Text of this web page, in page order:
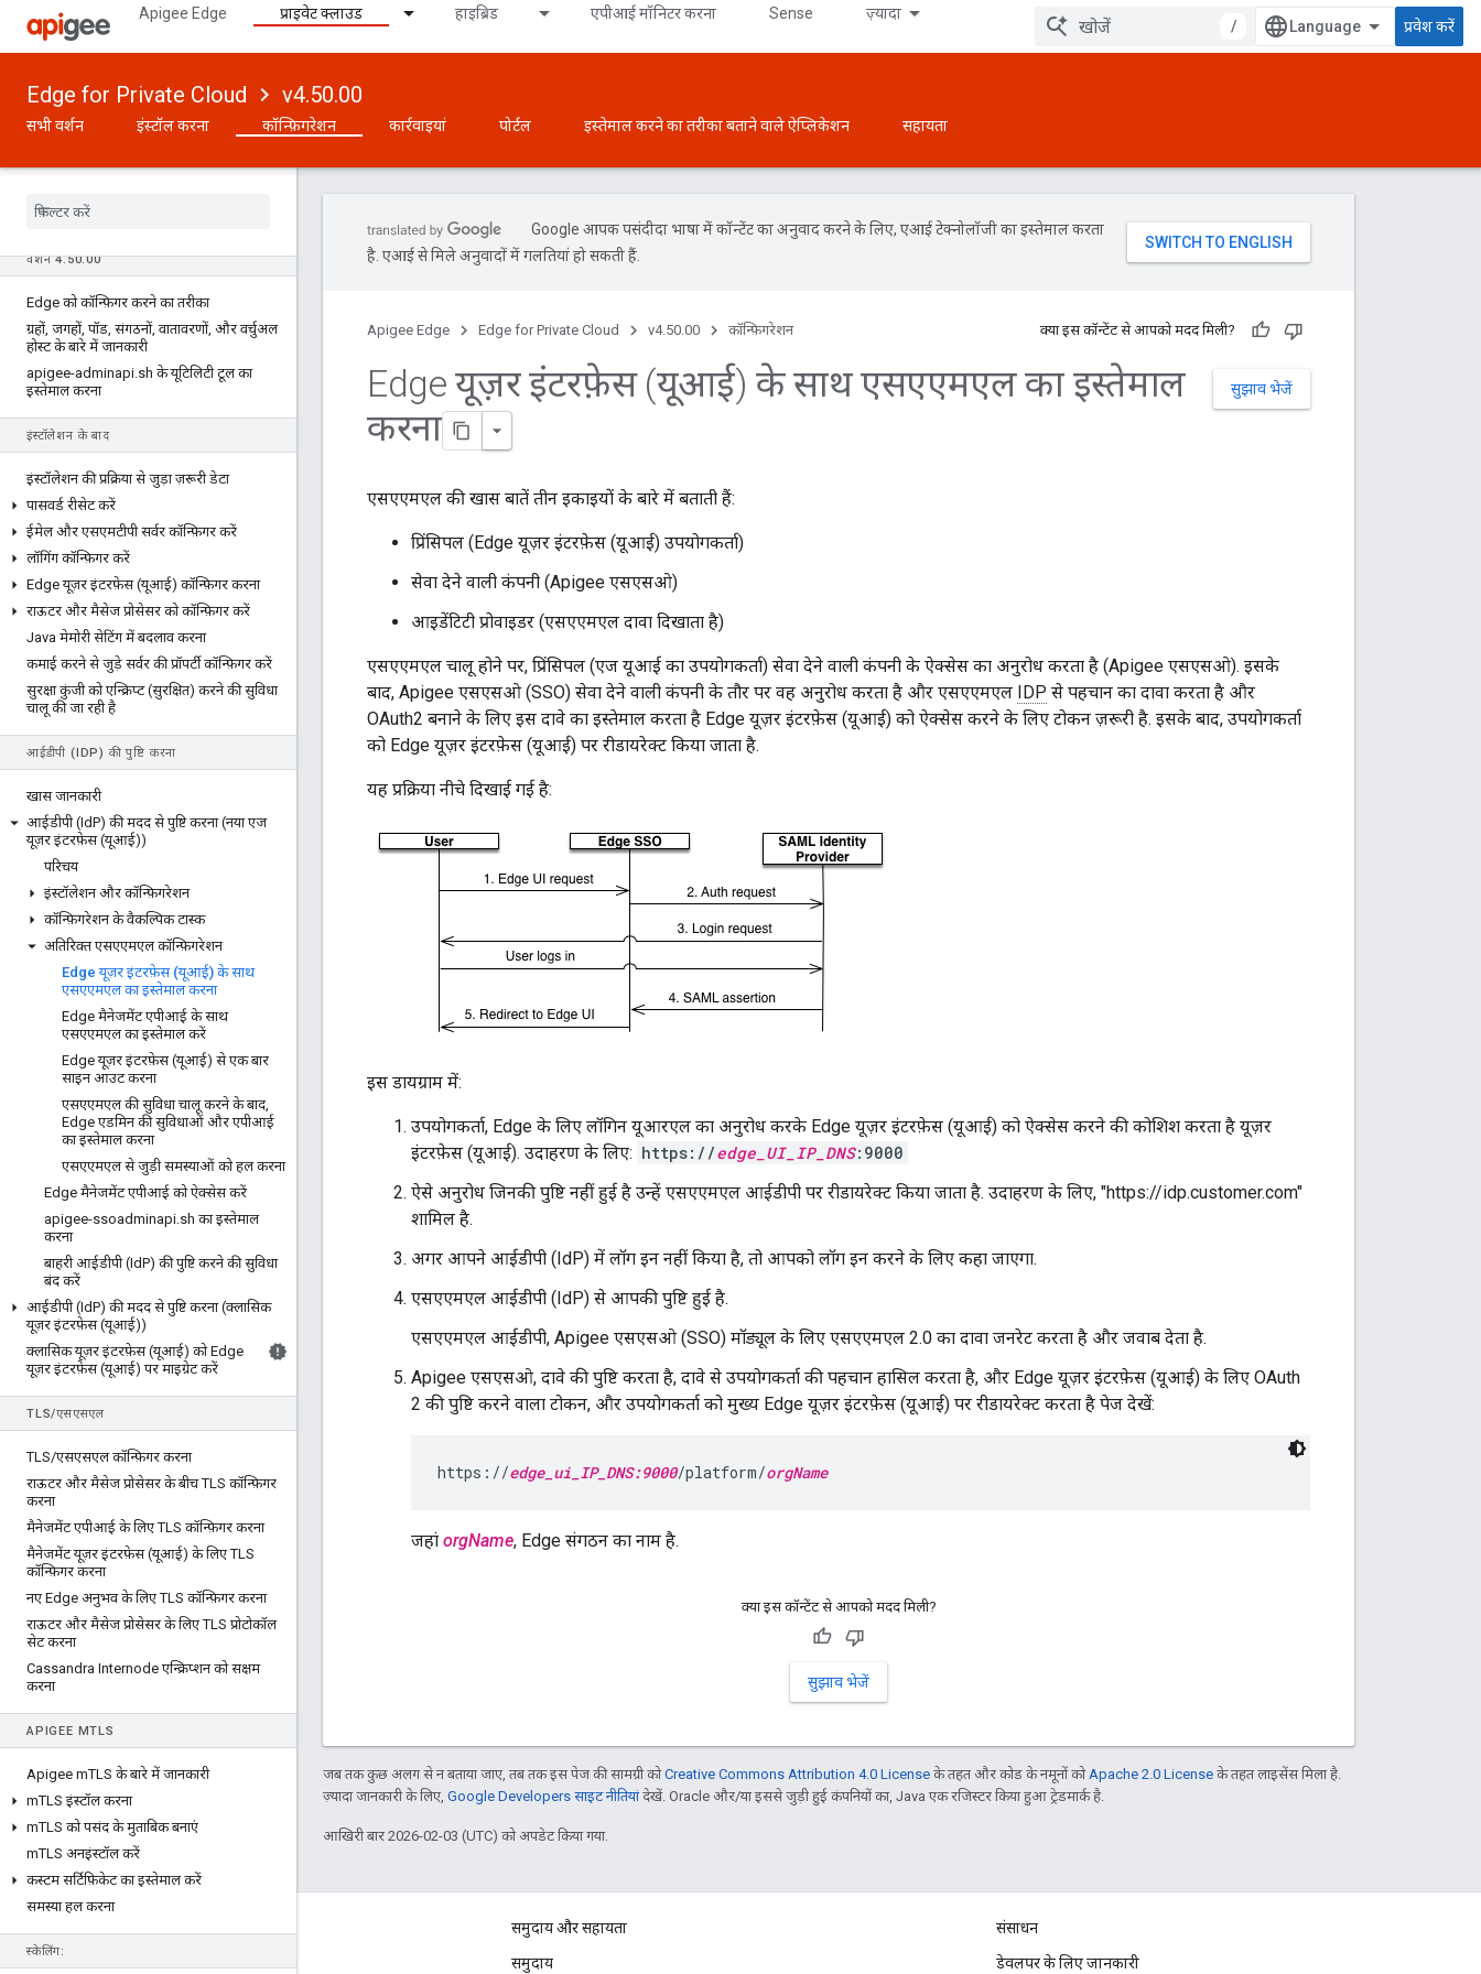
Apigee Edge प्राइवेट क्लाउड हाइब्रिड एपीआई मॉनिटर करना Sense ज़्यादा
/ प्रवेश करें
Edge for Private Cloud v4.50.00
सभी वर्शन इंस्टॉल करना कॉन्फ़िगरेशन कार्रवाइयां पोर्टल इस्तेमाल करने का तरीका बताने वाले ऐप्लिकेशन सहायता
वर्शन 4.50.00
Edge को कॉन्फ़िगर करने का तरीका
ग्रहों, जगहों, पॉड, संगठनों, वातावरणों, और वर्चुअल
होस्ट के बारे में जानकारी
apigee-adminapi.sh के यूटिलिटी टूल का
इस्तेमाल करना
इंस्टॉलेशन के बाद
इंस्टॉलेशन की प्रक्रिया से जुड़ा ज़रूरी डेटा
पासवर्ड रीसेट करें
ईमेल और एसएमटीपी सर्वर कॉन्फ़िगर करें
लॉगिंग कॉन्फ़िगर करें
Edge यूज़र इंटरफ़ेस (यूआई) कॉन्फ़िगर करना
राऊटर और मैसेज प्रोसेसर को कॉन्फ़िगर करें
Java मेमोरी सेटिंग में बदलाव करना
कमाई करने से जुड़े सर्वर की प्रॉपर्टी कॉन्फ़िगर करें
सुरक्षा कुंजी को एन्क्रिप्ट (सुरक्षित) करने की सुविधा
चालू की जा रही है
आईडीपी (IDP) की पुष्टि करना
खास जानकारी
आईडीपी (IdP) की मदद से पुष्टि करना (नया एज
यूज़र इंटरफ़ेस (यूआई))
परिचय
इंस्टॉलेशन और कॉन्फ़िगरेशन
कॉन्फ़िगरेशन के वैकल्पिक टास्क
अतिरिक्त एसएएमएल कॉन्फ़िगरेशन
Edge यूज़र इंटरफ़ेस (यूआई) के साथ
एसएएमएल का इस्तेमाल करना
Edge मैनेजमेंट एपीआई के साथ
एसएएमएल का इस्तेमाल करें
Edge यूज़र इंटरफ़ेस (यूआई) से एक बार
साइन आउट करना
एसएएमएल की सुविधा चालू करने के बाद,
Edge एडमिन की सुविधाओं और एपीआई
का इस्तेमाल करना
एसएएमएल से जुड़ी समस्याओं को हल करना
Edge मैनेजमेंट एपीआई को ऐक्सेस करें
apigee-ssoadminapi.sh का इस्तेमाल
करना
बाहरी आईडीपी (IdP) की पुष्टि करने की सुविधा
बंद करें
आईडीपी (IdP) की मदद से पुष्टि करना (क्लासिक
यूज़र इंटरफ़ेस (यूआई))
क्लासिक यूज़र इंटरफ़ेस (यूआई) को Edge
यूज़र इंटरफ़ेस (यूआई) पर माइग्रेट करें
TLS/एसएसएल
TLS/एसएसएल कॉन्फ़िगर करना
राऊटर और मैसेज प्रोसेसर के बीच TLS कॉन्फ़िगर
करना
मैनेजमेंट एपीआई के लिए TLS कॉन्फ़िगर करना
मैनेजमेंट यूज़र इंटरफ़ेस (यूआई) के लिए TLS
कॉन्फ़िगर करना
नए Edge अनुभव के लिए TLS कॉन्फ़िगर करना
राऊटर और मैसेज प्रोसेसर के लिए TLS प्रोटोकॉल
सेट करना
Cassandra Internode एन्क्रिप्शन को सक्षम
करना
APIGEE MTLS
Apigee mTLS के बारे में जानकारी
mTLS इंस्टॉल करना
mTLS को पसंद के मुताबिक बनाएं
mTLS अनइंस्टॉल करें
कस्टम सर्टिफ़िकेट का इस्तेमाल करें
समस्या हल करना
स्केलिंग:
Google आपकी पसंदीदा भाषा में कॉन्टेंट का अनुवाद करने के लिए, एआई टेक्नोलॉजी का इस्तेमाल करता
है. एआई से मिले अनुवादों में गलतियां हो सकती हैं.
Apigee Edge Edge for Private Cloud v4.50.00 कॉन्फ़िगरेशन क्या इस कॉन्टेंट से आपको मदद मिली?
सुझाव भेजें
Edge यूज़र इंटरफ़ेस (यूआई) के साथ एसएएमएल का इस्तेमाल
करना
एसएएमएल की खास बातें तीन इकाइयों के बारे में बताती हैं:
प्रिंसिपल (Edge यूज़र इंटरफ़ेस (यूआई) उपयोगकर्ता)
सेवा देने वाली कंपनी (Apigee एसएसओ)
आइडेंटिटी प्रोवाइडर (एसएएमएल दावा दिखाता है)
एसएएमएल चालू होने पर, प्रिंसिपल (एज यूआई का उपयोगकर्ता) सेवा देने वाली कंपनी के ऐक्सेस का अनुरोध करता है (Apigee एसएसओ). इसके
बाद, Apigee एसएसओ (SSO) सेवा देने वाली कंपनी के तौर पर वह अनुरोध करता है और एसएएमएल IDP से पहचान का दावा करता है और
OAuth2 बनाने के लिए इस दावे का इस्तेमाल करता है Edge यूज़र इंटरफ़ेस (यूआई) को ऐक्सेस करने के लिए टोकन ज़रूरी है. इसके बाद, उपयोगकर्ता
को Edge यूज़र इंटरफ़ेस (यूआई) पर रीडायरेक्ट किया जाता है.
यह प्रक्रिया नीचे दिखाई गई है:
इस डायग्राम में:
उपयोगकर्ता, Edge के लिए लॉगिन यूआरएल का अनुरोध करके Edge यूज़र इंटरफ़ेस (यूआई) को ऐक्सेस करने की कोशिश करता है यूज़र
इंटरफ़ेस (यूआई). उदाहरण के लिए: https://edge_UI_IP_DNS:9000
ऐसे अनुरोध जिनकी पुष्टि नहीं हुई है उन्हें एसएएमएल आईडीपी पर रीडायरेक्ट किया जाता है. उदाहरण के लिए, "https://idp.customer.com"
शामिल है.
अगर आपने आईडीपी (IdP) में लॉग इन नहीं किया है, तो आपको लॉग इन करने के लिए कहा जाएगा.
एसएएमएल आईडीपी (IdP) से आपकी पुष्टि हुई है.
एसएएमएल आईडीपी, Apigee एसएसओ (SSO) मॉड्यूल के लिए एसएएमएल 2.0 का दावा जनरेट करता है और जवाब देता है.
Apigee एसएसओ, दावे की पुष्टि करता है, दावे से उपयोगकर्ता की पहचान हासिल करता है, और Edge यूज़र इंटरफ़ेस (यूआई) के लिए OAuth
2 की पुष्टि करने वाला टोकन, और उपयोगकर्ता को मुख्य Edge यूज़र इंटरफ़ेस (यूआई) पर रीडायरेक्ट करता है पेज देखें:
https://edge_ui_IP_DNS:9000/platform/orgName
जहां orgName, Edge संगठन का नाम है.
क्या इस कॉन्टेंट से आपको मदद मिली?
सुझाव भेजें
जब तक कुछ अलग से न बताया जाए, तब तक इस पेज की सामग्री कोCreative Commons Attribution 4.0 License के तहत और कोड के नमूनों कोApache 2.0 License के तहत लाइसेंस मिला है.
ज़्यादा जानकारी के लिए, Google Developers साइट नीतियांदेखें. Oracle और/या इससे जुड़ी हुई कंपनियों का, Java एक रजिस्टर किया हुआ ट्रेडमार्क है.
आखिरी बार 2026-02-03 (UTC) को अपडेट किया गया.
समुदाय और सहायता
समुदाय
संसाधन
डेवलपर के लिए जानकारी